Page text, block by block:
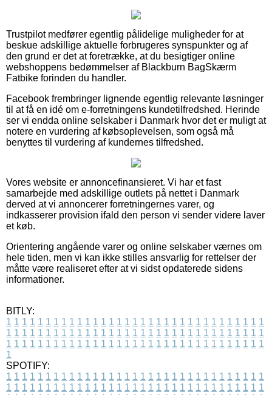
Trustpilot medfører egentlig pålidelige muligheder for at
beskue adskillige aktuelle forbrugeres synspunkter og af
den grund er det at foretrække, at du besigtiger online
webshoppens bedømmelser af Blackburn BagSkærm
Fatbike forinden du handler.
Facebook frembringer lignende egentlig relevante løsninger
til at få en idé om e-forretningens kundetilfredshed. Herinde
ser vi endda online selskaber i Danmark hvor det er muligt at
notere en vurdering af købsoplevelsen, som også må
benyttes til vurdering af kundernes tilfredshed.
Vores website er annoncefinansieret. Vi har et fast
samarbejde med adskillige outlets på nettet i Danmark
derved at vi annoncerer forretningernes varer, og
indkasserer provision ifald den person vi sender videre laver
et køb.
Orientering angående varer og online selskaber værnes om
hele tiden, men vi kan ikke stilles ansvarlig for rettelser der
måtte være realiseret efter at vi sidst opdaterede sidens
informationer.
BITLY:
1 1 1 1 1 1 1 1 1 1 1 1 1 1 1 1 1 1 1 1 1 1 1 1 1 1 1 1 1 1 1 1 1
1 1 1 1 1 1 1 1 1 1 1 1 1 1 1 1 1 1 1 1 1 1 1 1 1 1 1 1 1 1 1 1 1
1 1 1 1 1 1 1 1 1 1 1 1 1 1 1 1 1 1 1 1 1 1 1 1 1 1 1 1 1 1 1 1 1
1
SPOTIFY:
1 1 1 1 1 1 1 1 1 1 1 1 1 1 1 1 1 1 1 1 1 1 1 1 1 1 1 1 1 1 1 1 1
1 1 1 1 1 1 1 1 1 1 1 1 1 1 1 1 1 1 1 1 1 1 1 1 1 1 1 1 1 1 1 1 1